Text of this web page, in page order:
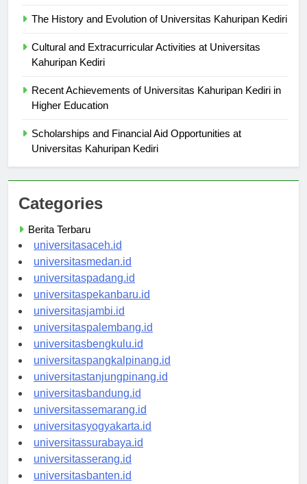
The History and Evolution of Universitas Kahuripan Kediri
Cultural and Extracurricular Activities at Universitas
Kahuripan Kediri
Recent Achievements of Universitas Kahuripan Kediri in
Higher Education
Scholarships and Financial Aid Opportunities at
Universitas Kahuripan Kediri
Categories
Berita Terbaru
universitasaceh.id
universitasmedan.id
universitaspadang.id
universitaspekanbaru.id
universitasjambi.id
universitaspalembang.id
universitasbengkulu.id
universitaspangkalpinang.id
universitastanjungpinang.id
universitasbandung.id
universitassemarang.id
universitasyogyakarta.id
universitassurabaya.id
universitasserang.id
universitasbanten.id